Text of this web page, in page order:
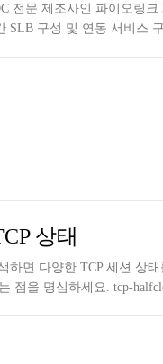
문 제조사인 파이오링
구성 및 연동 서비스
상태
하면 다양한 TCP 세션
을 명심하세요. tcp-